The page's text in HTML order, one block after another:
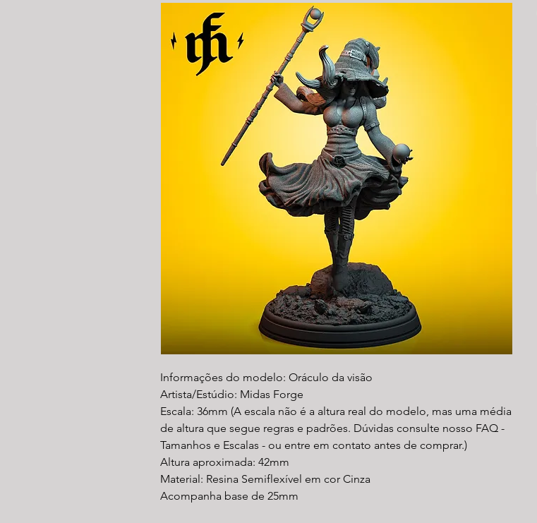
Informações do modelo: Oráculo da visão
Artista/Estúdio: Midas Forge
Escala: 36mm (A escala não é a altura real do modelo, mas uma média
de altura que segue regras e padrões. Dúvidas consulte nosso FAQ -
Tamanhos e Escalas - ou entre em contato antes de comprar.)
Altura aproximada: 42mm
Material: Resina Semiflexível em cor Cinza
Acompanha base de 25mm